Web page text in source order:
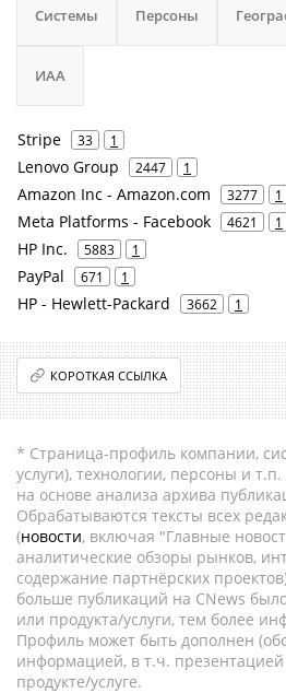
Системы Персоны
ИАА
Stripe 33 1
Lenovo Group 2447 1
Amazon Inc - Amazon.com 3277 1
Meta Platforms - Facebook 4621 1
HP Inc. 5883 1
PayPal 671 1
HP - Hewlett-Packard 3662 1
КОРОТКАЯ ССЫЛКА
* Страница-профиль компании,
услуги), технологии, персоны и
на основе анализа архива
Обрабатываются тексты всех
(новости, включая "Главные
аналитические обзоры рынков,
содержание партнёрских
больше публикаций на CNews
или продукта/услуги, тем более
Профиль может быть дополнен
информацией, в т.ч.
продукте/услуге.